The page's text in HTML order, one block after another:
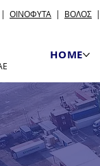
| ΟΙΝΟΦΥΤΑ | ΒΟΛΟΣ |
HOME